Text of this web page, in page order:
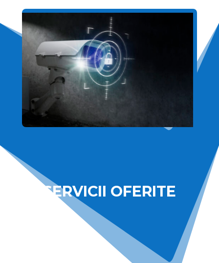
SERVICII OFERITE